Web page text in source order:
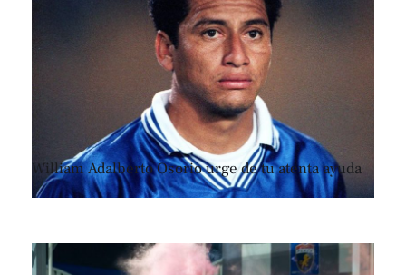
William Adalberto Osorio urge de tu atenta ayuda